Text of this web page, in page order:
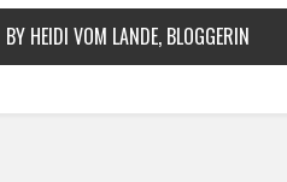
BY HEIDI VOM LANDE, BLOGGERIN